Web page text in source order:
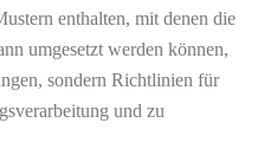
enthalten, mit denen die
umgesetzt werden können,
sondern Richtlinien für
und zu